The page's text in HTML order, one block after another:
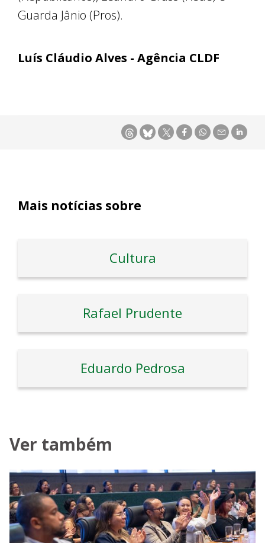
Guarda Jânio (Pros).
Luís Cláudio Alves - Agência CLDF
Mais notícias sobre
Cultura
Rafael Prudente
Eduardo Pedrosa
Ver também